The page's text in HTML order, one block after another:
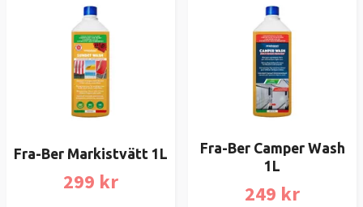
Fra-Ber Markistvätt 1L
299 kr
Fra-Ber Camper Wash
1L
249 kr